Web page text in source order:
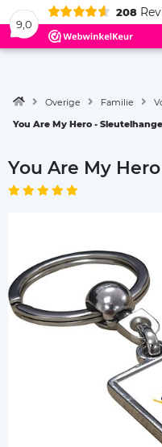
9,0
208
Menu
Overige Familie
You Are My Hero -
You Are My